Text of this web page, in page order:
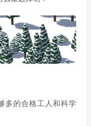
多的合格工人和科学